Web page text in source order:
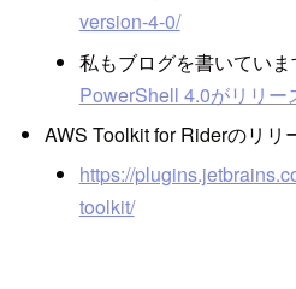
version-4-0/
私もブログを書いていま
PowerShell 4.0がリリー
AWS Toolkit for Riderのリリ
https://
toolkit/